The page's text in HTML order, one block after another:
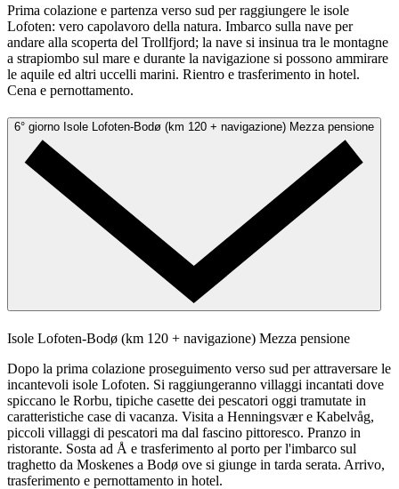
Prima colazione e partenza verso sud per raggiungere le isole
Lofoten: vero capolavoro della natura. Imbarco sulla nave per
andare alla scoperta del Trollfjord; la nave si insinua tra le montagne
a strapiombo sul mare e durante la navigazione si possono ammirare
le aquile ed altri uccelli marini. Rientro e trasferimento in hotel.
Cena e pernottamento.
6° giorno Isole Lofoten-Bodø (km 120 + navigazione) Mezza pensione
Isole Lofoten-Bodø (km 120 + navigazione) Mezza pensione
Dopo la prima colazione proseguimento verso sud per attraversare le
incantevoli isole Lofoten. Si raggiungeranno villaggi incantati dove
spiccano le Rorbu, tipiche casette dei pescatori oggi tramutate in
caratteristiche case di vacanza. Visita a Henningsvær e Kabelvåg,
piccoli villaggi di pescatori ma dal fascino pittoresco. Pranzo in
ristorante. Sosta ad Å e trasferimento al porto per l'imbarco sul
traghetto da Moskenes a Bodø ove si giunge in tarda serata. Arrivo,
trasferimento e pernottamento in hotel.